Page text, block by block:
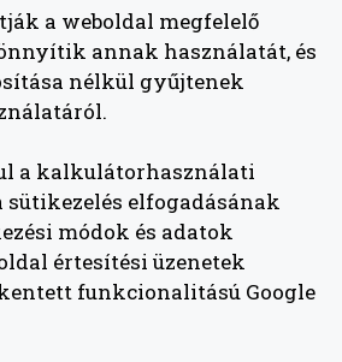
a weboldal megfelelő
annak használatát, és
nélkül gyűjtenek
a kalkulátorhasználati
sütikezelés elfogadásának
módok és adatok
értesítési üzenetek
funkcionalitású Google